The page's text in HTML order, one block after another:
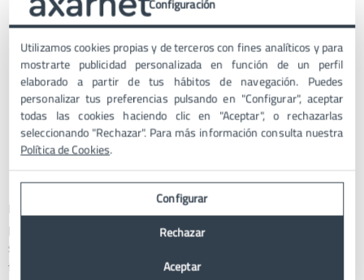
descargan tu aplicación la encuentran valiosa y siguen
utilizándola después de la instalación.
Valoraciones y Reseñas
Un aumento en las valoraciones positivas puede ser un
buen indicador de una estrategia ASO exitosa, ya que
significa que más usuarios están encontrando y
Existe herramientas específicas de ASO que pueden
proporcionar estos datos y más, permitiéndote realizar un
seguimiento detallado del rendimiento
tiendas.
Utilizamos cookies propias y de terceros con fines analíticos y para
mostrarte publicidad personalizada en función de un perfil
elaborado a partir de tus hábitos de navegación. Puedes
personalizar tus preferencias pulsando en "Configurar", aceptar
todas las cookies haciendo clic en "Aceptar", o rechazarlas
seleccionando "Rechazar". Para más información consulta nuestra
Política de Cookies.
Configurar
Rechazar
Aceptar